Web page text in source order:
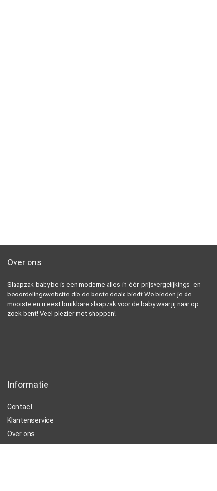
Over ons
Slaapzak-baby.be is een moderne alles-in-één prijsvergelijkings- en
beoordelingswebsite die de beste deals biedt We bieden je de
mooiste en meest bruikbare slaapzak voor de baby waar jij naar op
zoek bent! Veel plezier met shoppen!
Informatie
Contact
Klantenservice
Over ons